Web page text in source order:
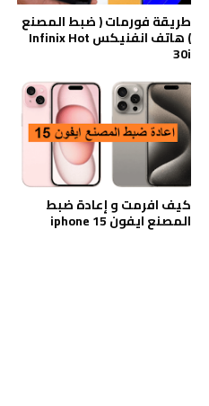
طريقة فورمات ( ضبط المصنع
) هاتف انفنيكس Infinix Hot
30i
كيف افرمت و إعادة ضبط
المصنع ايفون iphone 15